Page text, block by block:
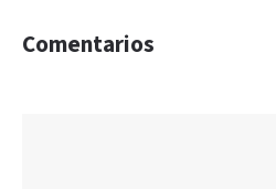
Comentarios